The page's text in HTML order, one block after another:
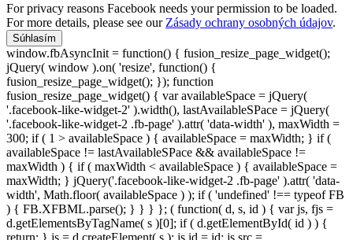
For privacy reasons Facebook needs your permission to be loaded.
For more details, please see our Zásady ochrany osobných údajov.
Súhlasím
window.fbAsyncInit = function() { fusion_resize_page_widget();
jQuery( window ).on( 'resize', function() {
fusion_resize_page_widget(); }); function
fusion_resize_page_widget() { var availableSpace = jQuery(
'.facebook-like-widget-2' ).width(), lastAvailableSPace = jQuery(
'.facebook-like-widget-2 .fb-page' ).attr( 'data-width' ), maxWidth =
300; if ( 1 > availableSpace ) { availableSpace = maxWidth; } if (
availableSpace != lastAvailableSPace && availableSpace !=
maxWidth ) { if ( maxWidth < availableSpace ) { availableSpace =
maxWidth; } jQuery('.facebook-like-widget-2 .fb-page' ).attr( 'data-
width', Math.floor( availableSpace ) ); if ( 'undefined' !== typeof FB
) { FB.XFBML.parse(); } } } }; ( function( d, s, id ) { var js, fjs =
d.getElementsByTagName( s )[0]; if ( d.getElementById( id ) ) {
return; } js = d.createElement( s ); js.id = id; js.src =